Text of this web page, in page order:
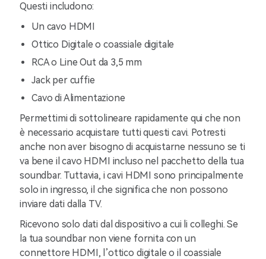
Questi includono:
Un cavo HDMI
Ottico Digitale o coassiale digitale
RCA o Line Out da 3,5 mm
Jack per cuffie
Cavo di Alimentazione
Permettimi di sottolineare rapidamente qui che non
è necessario acquistare tutti questi cavi. Potresti
anche non aver bisogno di acquistarne nessuno se ti
va bene il cavo HDMI incluso nel pacchetto della tua
soundbar. Tuttavia, i cavi HDMI sono principalmente
solo in ingresso, il che significa che non possono
inviare dati dalla TV.
Ricevono solo dati dal dispositivo a cui li colleghi. Se
la tua soundbar non viene fornita con un
connettore HDMI, l’ottico digitale o il coassiale